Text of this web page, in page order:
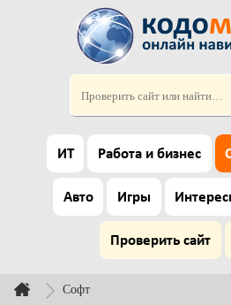
ИТ Работа и бизнес
Авто Игры
Проверить сайт
Софт